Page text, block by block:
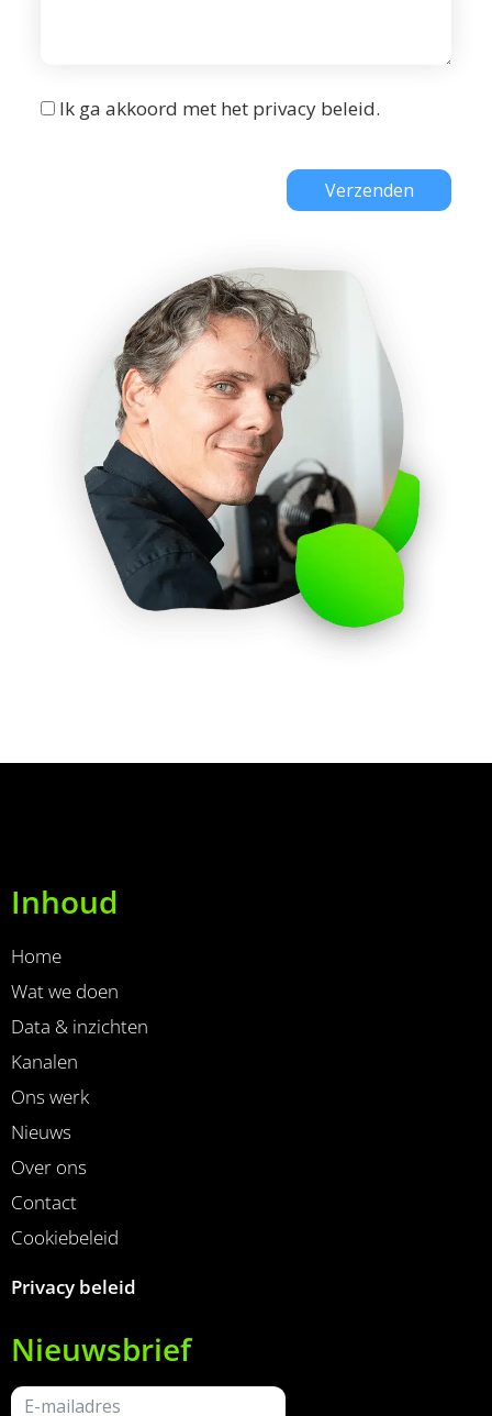
Ik ga akkoord met het privacy beleid.
Inhoud
Home
Wat we doen
Data & inzichten
Kanalen
Ons werk
Nieuws
Over ons
Contact
Cookiebeleid
Privacy beleid
Nieuwsbrief